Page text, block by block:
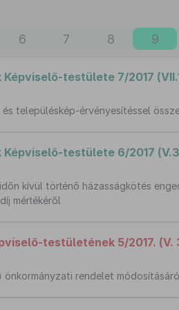
6 7 8 9
testülete 7/2017
településkép-érvényesítéssel
testülete 6/2017
kívül történő házasságkötés
mértékéről
testületének 5/2017.
önkormányzati rendelet